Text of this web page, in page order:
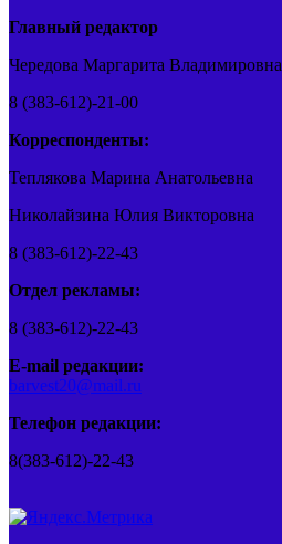
Главный редактор
Чередова Маргарита Владимировна
8 (383-612)-21-00
Корреспонденты:
Теплякова Марина Анатольевна
Николайзина Юлия Викторовна
8 (383-612)-22-43
Отдел рекламы:
8 (383-612)-22-43
E-mail редакции:
barvest20@mail.ru
Телефон редакции:
8(383-612)-22-43